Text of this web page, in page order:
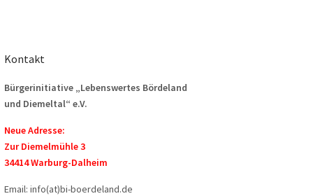
Kontakt
Bürgerinitiative „Lebenswertes Bördeland
und Diemeltal“ e.V.
Neue Adresse:
Zur Diemelmühle 3
34414 Warburg-Dalheim
Email: info(at)bi-boerdeland.de